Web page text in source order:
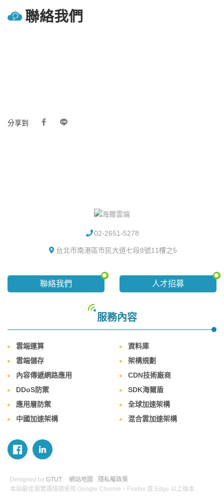
聯絡我們
分享到
02-2651-5278
台北市南港區市民大道七段8號11樓之5
聯絡我們 人才招募
服務內容
雲端運算
資料庫
雲端儲存
架構規劃
內容傳遞網路應用
CDN技術廠商
DDoS防禦
SDK海爾盾
應用層防禦
全球加速架構
中國加速架構
混合雲加速架構
Designed by GTUT 網站地圖
隱私權政策
本站最佳瀏覽環境請使用 Google Chrome、Firefox 或 Edge 以上版本